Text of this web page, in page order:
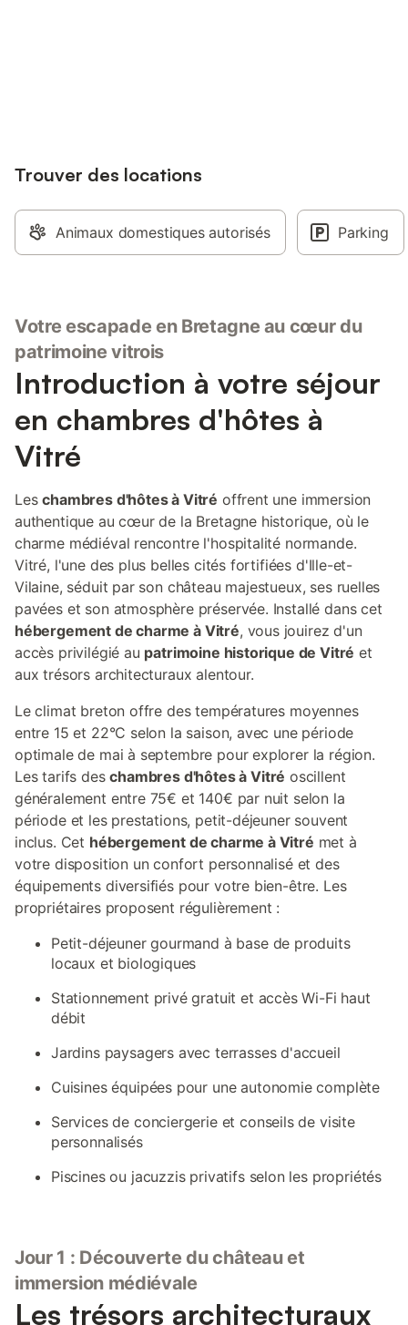
Trouver des locations
Animaux domestiques autorisés Parking
Votre escapade en Bretagne au cœur du
patrimoine vitrois
Introduction à votre séjour
en chambres d'hôtes à
Vitré
Leschambres d'hôtes à Vitré offrent une immersion
authentique au cœur de la Bretagne historique, où le
charme médiéval rencontre l'hospitalité normande.
Vitré, l'une des plus belles cités fortifiées d'Ille-et-
Vilaine, séduit par son château majestueux, ses ruelles
pavées et son atmosphère préservée. Installé dans cet
hébergement de charme à Vitré, vous jouirez d'un
accès privilégié au patrimoine historique de Vitré et
aux trésors architecturaux alentour.
Le climat breton offre des températures moyennes
entre 15 et 22°C selon la saison, avec une période
optimale de mai à septembre pour explorer la région.
Les tarifs deschambres d'hôtes à Vitré oscillent
généralement entre 75€ et 140€ par nuit selon la
période et les prestations, petit-déjeuner souvent
inclus. Cet hébergement de charme à Vitré met à
votre disposition un confort personnalisé et des
équipements diversifiés pour votre bien-être. Les
propriétaires proposent régulièrement :
Petit-déjeuner gourmand à base de produits
locaux et biologiques
Stationnement privé gratuit et accès Wi-Fi haut
débit
Jardins paysagers avec terrasses d'accueil
Cuisines équipées pour une autonomie complète
Services de conciergerie et conseils de visite
personnalisés
Piscines ou jacuzzis privatifs selon les propriétés
Jour 1 : Découverte du château et
immersion médiévale
Les trésors architecturaux